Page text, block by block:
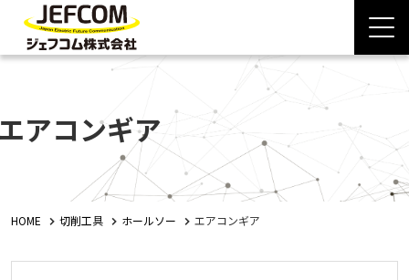
アコンギア
HOME 切削工具 ホールソー エアコンギア